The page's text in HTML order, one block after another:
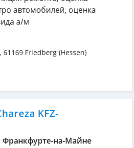
автомобилей, оценка
а/м
, 61169 Friedberg (Hessen)
KFZ-
Франкфурте-на-Майне